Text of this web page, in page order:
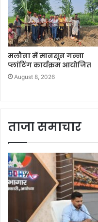
मलौना में मानसून गन्ना
प्लांटिंग कार्यक्रम आयोजित
August 8, 2026
ताजा समाचार